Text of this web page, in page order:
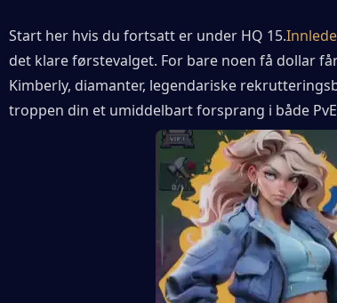
Start her hvis du fortsatt er under HQ 15.
det klare førstevalget. For bare noen få dollar
Kimberly, diamanter, legendariske
troppen din et umiddelbart forsprang i både PvE